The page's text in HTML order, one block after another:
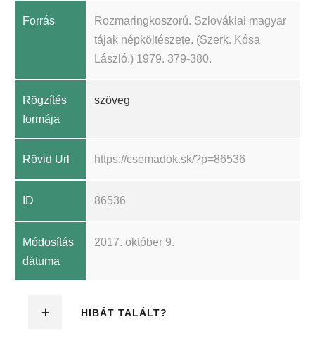
Forrás
Rozmaringkoszorú. Szlovákiai magyar
tájak népköltészete. (Szerk. Kósa
László.) 1979. 379-380.
Rögzítés
formája
szöveg
Rövid Url https://csemadok.sk/?p=86536
ID 86536
Módosítás
dátuma
2017. október 9.
HIBÁT TALÁLT?